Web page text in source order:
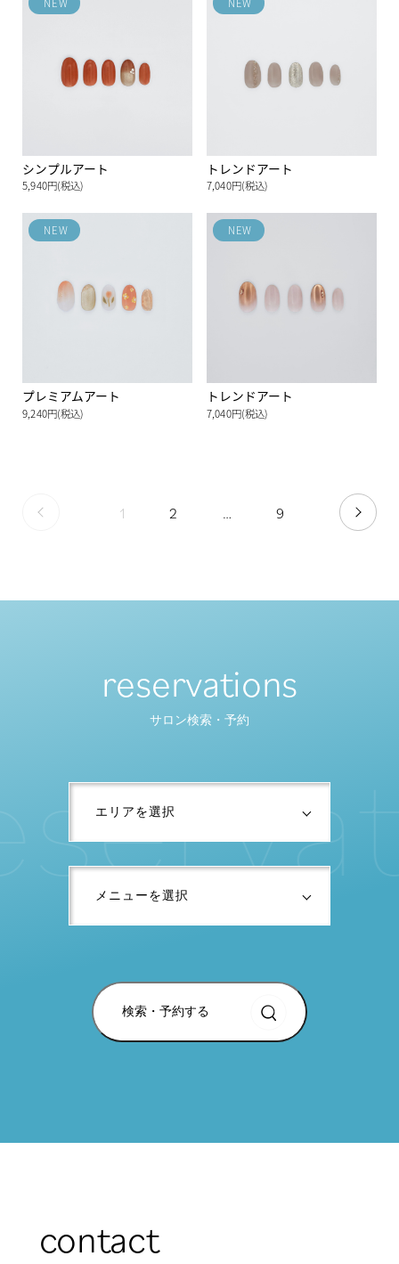
シンプルアート
5,940円(税込)
トレンドアート
7,040円(税込)
プレミアムアート
9,240円(税込)
NEW
トレンドアート
7,040円(税込)
NEW
PREV 1 2 … 9 NEXT
reservations
サロン検索・予約
検索・予約する
servat
contact